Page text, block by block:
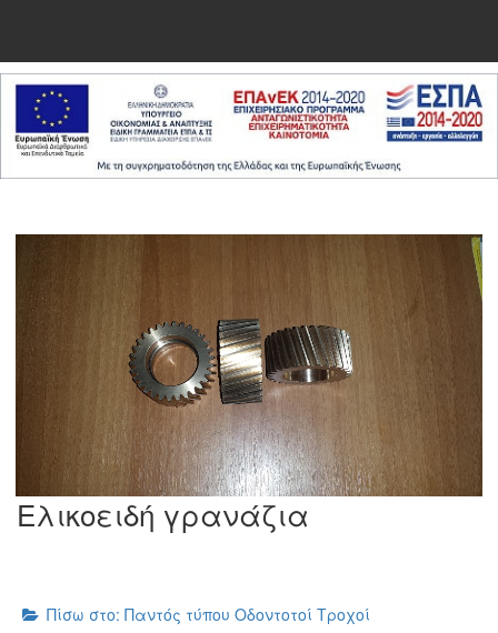
Ελικοειδή γρανάζια
Πίσω στο: Παντός τύπου Οδοντοτοί Τροχοί